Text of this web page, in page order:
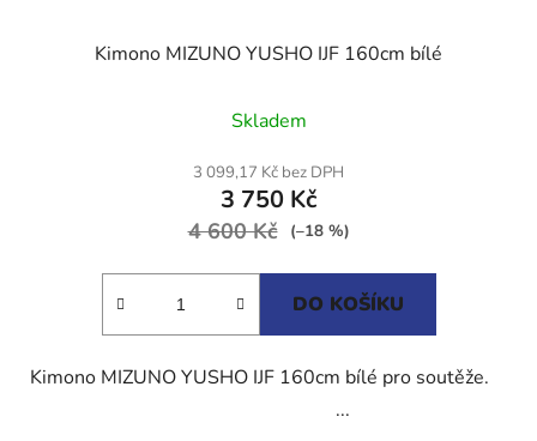
Kimono MIZUNO YUSHO IJF 160cm bílé
hodnocení
produktu
je
5,0
Skladem
3 099,17 Kč bez DPH
3 750 Kč
4 600 Kč (–18 %)
DO KOŠÍKU
Kimono MIZUNO YUSHO IJF 160cm bílé pro soutěže.
...